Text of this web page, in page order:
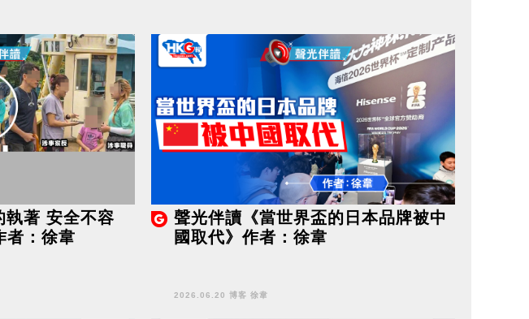
著 安全不容
者：徐韋
聲光伴讀《當世界盃的日本品牌被中
國取代》作者：徐韋
2026.06.20 博客 徐韋